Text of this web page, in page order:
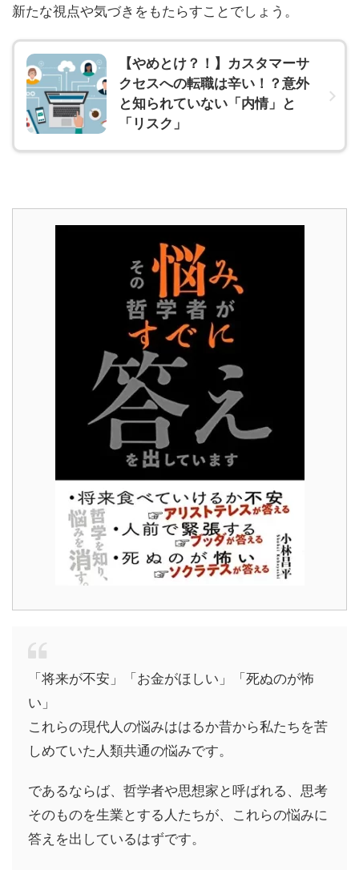
新たな視点や気づきをもたらすことでしょう。
【やめとけ？！】カスタマーサ
クセスへの転職は辛い！？意外
と知られていない「内情」と
「リスク」
「将来が不安」「お金がほしい」「死ぬのが怖
い」
これらの現代人の悩みははるか昔から私たちを苦
しめていた人類共通の悩みです。
であるならば、哲学者や思想家と呼ばれる、思考
そのものを生業とする人たちが、これらの悩みに
答えを出しているはずです。